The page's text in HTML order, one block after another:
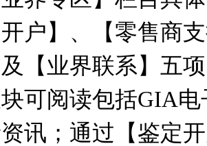
开户】、【零售商
【业界联系】五
可阅读包括GIA电
讯；通过【鉴定